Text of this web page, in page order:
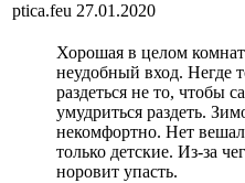
ptica.feu 27.01.2020
Хорошая в целом
неудобный вход. Негде
раздеться не то, чтобы
умудриться раздеть.
некомфортно. Нет
только детские. Из-за
норовит упасть.